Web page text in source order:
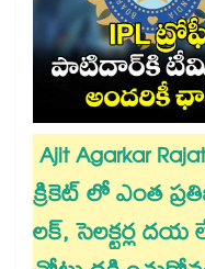
Ajit Agarkar
క్రికెట్ లో ఎంత
లక్, సెలక్టర్ల